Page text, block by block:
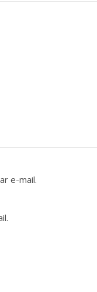
e-mail.